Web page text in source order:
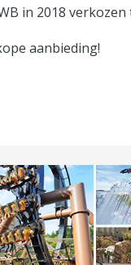
in 2018
aanbieding!